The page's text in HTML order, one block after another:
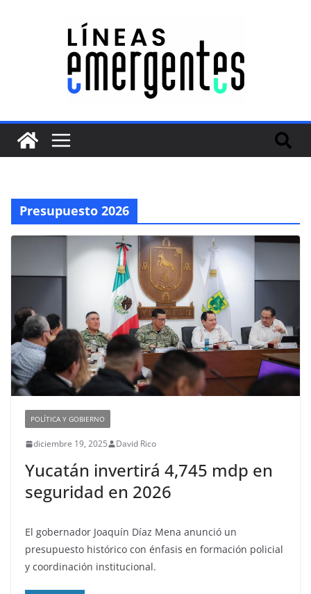
Presupuesto 2026
POLÍTICA Y GOBIERNO
diciembre 19, 2025 David Rico
Yucatán invertirá 4,745 mdp en
seguridad en 2026
El gobernador Joaquín Díaz Mena anunció un
presupuesto histórico con énfasis en formación policial
y coordinación institucional.